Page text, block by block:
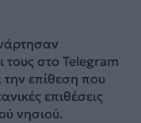
στο Telegram
επίθεση που
επιθέσεις
νησιού.